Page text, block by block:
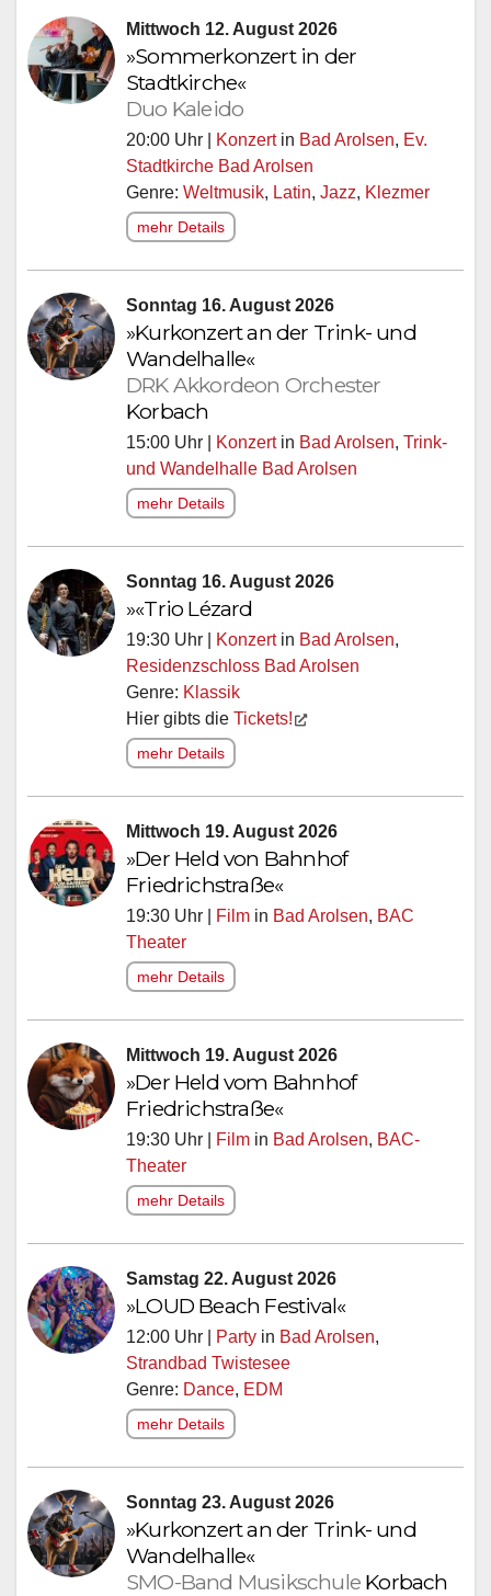
Mittwoch 12. August 2026
»Sommerkonzert in der
Stadtkirche«
Duo Kaleido
20:00 Uhr | Konzertin Bad Arolsen, Ev.
Stadtkirche Bad Arolsen
Genre: Weltmusik, Latin, Jazz, Klezmer
mehr Details
Sonntag 16. August 2026
»Kurkonzert an der Trink- und
Wandelhalle«
DRK Akkordeon Orchester
Korbach
15:00 Uhr | Konzertin Bad Arolsen, Trink-
und Wandelhalle Bad Arolsen
mehr Details
Sonntag 16. August 2026
»«Trio Lézard
19:30 Uhr | Konzertin Bad Arolsen,
Residenzschloss Bad Arolsen
Genre: Klassik
Hier gibts die Tickets!
mehr Details
Mittwoch 19. August 2026
»Der Held von Bahnhof
Friedrichstraße«
19:30 Uhr | Film in Bad Arolsen, BAC
Theater
mehr Details
Mittwoch 19. August 2026
»Der Held vom Bahnhof
Friedrichstraße«
19:30 Uhr | Film in Bad Arolsen, BAC-
Theater
mehr Details
Samstag 22. August 2026
»LOUD Beach Festival«
12:00 Uhr | Party in Bad Arolsen,
Strandbad Twistesee
Genre: Dance, EDM
mehr Details
Sonntag 23. August 2026
»Kurkonzert an der Trink- und
Wandelhalle«
SMO-Band Musikschule Korbach